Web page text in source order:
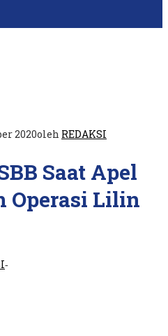
2020oleh REDAKSI
Saat Apel
Operasi Lilin
-